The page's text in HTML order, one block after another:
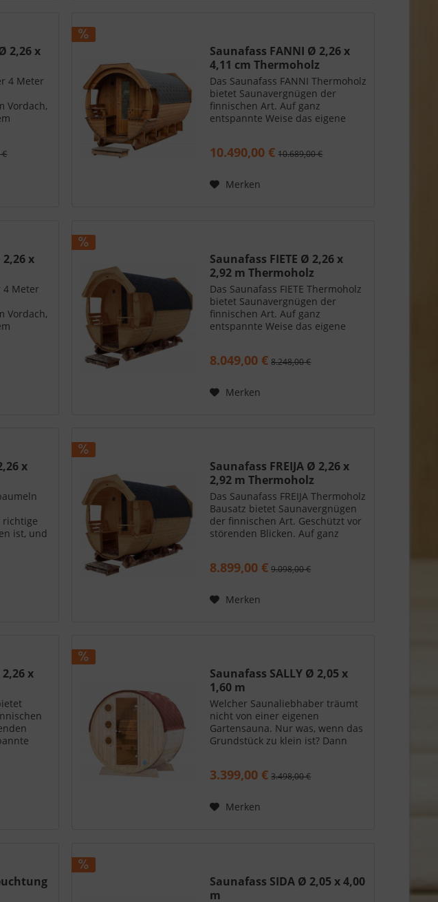
2,26 x
4 Meter
Vordach,
Ihre
€
Saunafass FANNI Ø 2,26 x
4,11 cm Thermoholz
Das Saunafass FANNI Thermoholz
bietet Saunavergnügen der
finnischen Art. Auf ganz
entspannte Weise das eigene
mögen. Die beiden Fenster in der
wohltuendes...
10.490,00 € 10.689,00 €
Merken
x
4 Meter
Vordach,
Ihre
Saunafass FIETE Ø 2,26 x
2,92 m Thermoholz
Das Saunafass FIETE Thermoholz
bietet Saunavergnügen der
finnischen Art. Auf ganz
entspannte Weise das eigene
mögen. Das Halbrundglas in der
8.049,00 € 8.248,00 €
Merken
x
richtige
ist, und
Saunafass FREIJA Ø 2,26 x
2,92 m Thermoholz
Das Saunafass FREIJA Thermoholz
Bausatz bietet Saunavergnügen
der finnischen Art. Geschützt vor
störenden Blicken. Auf ganz
eigenen Garten - wann immer Sie
8.899,00 € 9.098,00 €
Merken
x
Sie
Saunafass SALLY Ø 2,05 x
1,60 m
Welcher Saunaliebhaber träumt
nicht von einer eigenen
Gartensauna. Nur was, wenn das
Grundstück zu klein ist? Dann
anschauen. Sie passt auch in
auf...
3.399,00 € 3.498,00 €
Merken
Saunafass SIDA Ø 2,05 x 4,00
m